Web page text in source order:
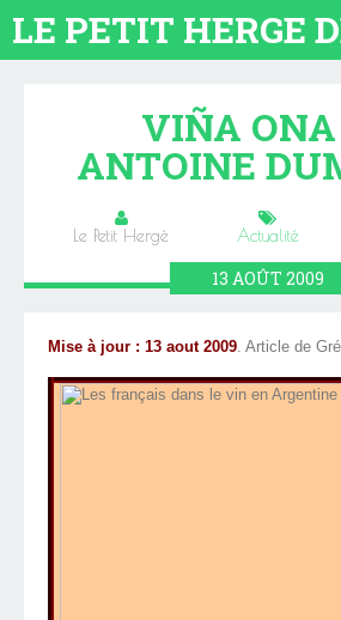
VIÑA
ANTOINE
Le Petit Hergé Actualité
13 AOÛT 2009
Mise à jour : 13 aout 2009. Article de